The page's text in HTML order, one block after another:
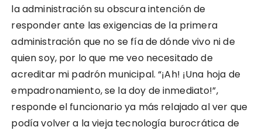
la administración su obscura intención de
responder ante las exigencias de la primera
administración que no se fía de dónde vivo ni de
quien soy, por lo que me veo necesitado de
acreditar mi padrón municipal. “¡Ah! ¡Una hoja de
empadronamiento, se la doy de inmediato!”,
responde el funcionario ya más relajado al ver que
podía volver a la vieja tecnología burocrática de